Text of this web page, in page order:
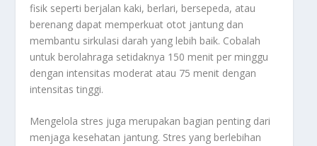
fisik seperti berjalan kaki, berlari, bersepeda, atau
berenang dapat memperkuat otot jantung dan
membantu sirkulasi darah yang lebih baik. Cobalah
untuk berolahraga setidaknya 150 menit per minggu
dengan intensitas moderat atau 75 menit dengan
intensitas tinggi.
Mengelola stres juga merupakan bagian penting dari
menjaga kesehatan jantung. Stres yang berlebihan